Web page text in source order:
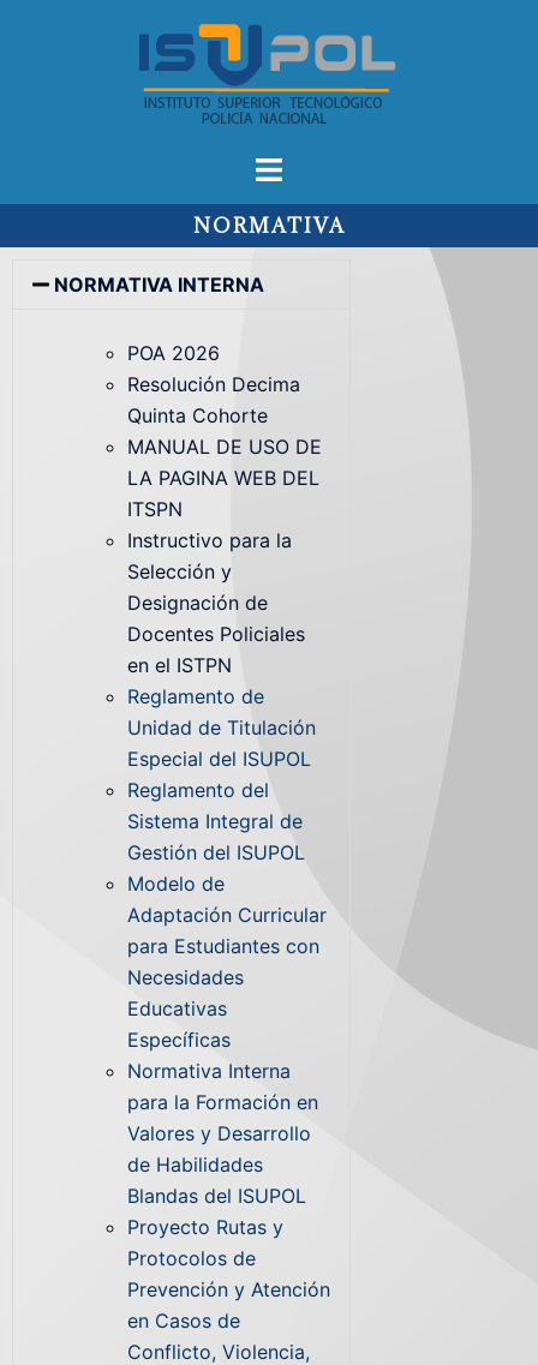
NORMATIVA
NORMATIVA INTERNA
POA 2026
Resolución Decima
Quinta Cohorte
MANUAL DE USO DE
LA PAGINA WEB DEL
ITSPN
Instructivo para la
Selección y
Designación de
Docentes Policiales
en el ISTPN
Reglamento de
Unidad de Titulación
Especial del ISUPOL
Reglamento del
Sistema Integral de
Gestión del ISUPOL
Modelo de
Adaptación Curricular
para Estudiantes con
Necesidades
Educativas
Específicas
Normativa Interna
para la Formación en
Valores y Desarrollo
de Habilidades
Blandas del ISUPOL
Proyecto Rutas y
Protocolos de
Prevención y Atención
en Casos de
Conflicto, Violencia,